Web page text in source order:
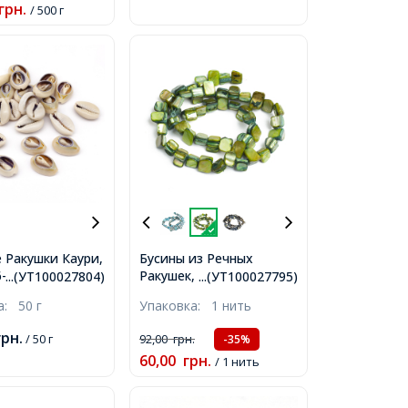
грн. / 500 г
...(УТ100027804)
Каури,
19х8-9мм, без
50 г
/ 50 г
...(УТ100027795)
Бусины из Речных
Ракушек, Желто-
8x5мм, Отверстие 1мм,
около 39шт/39см/нить,
Упаковка: 1 нить
92,00грн. -35%
60,00 грн. / 1 нить